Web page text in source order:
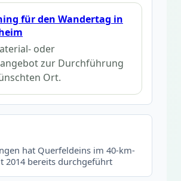
für den Wandertag in
oder
zur Durchführung
Ort.
hat Querfeldeins im 40-km-
2014 bereits durchgeführt